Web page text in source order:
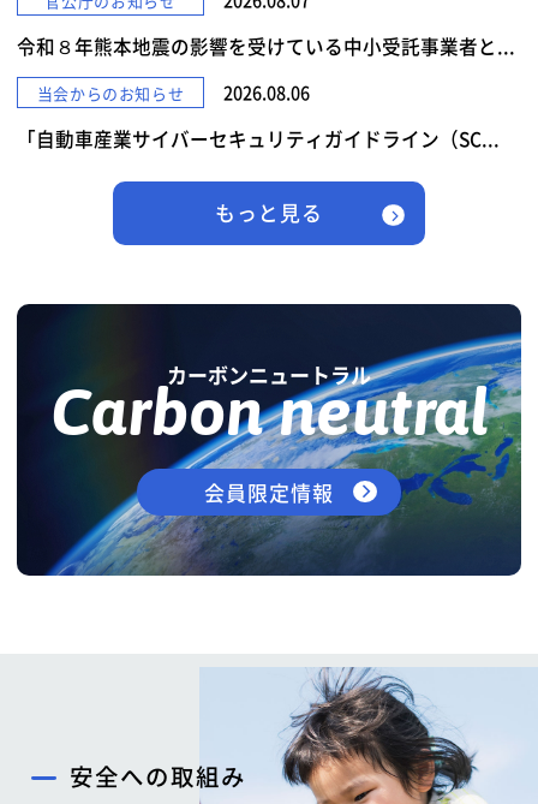
令和８年熊本地震の影響を受けている中小受託事業者と...
当会からのお知らせ 2026.08.06
「自動車産業サイバーセキュリティガイドライン（SC...
もっと見る
カーボンニュートラル
Carbon neutral
会員限定情報
安全への取組み